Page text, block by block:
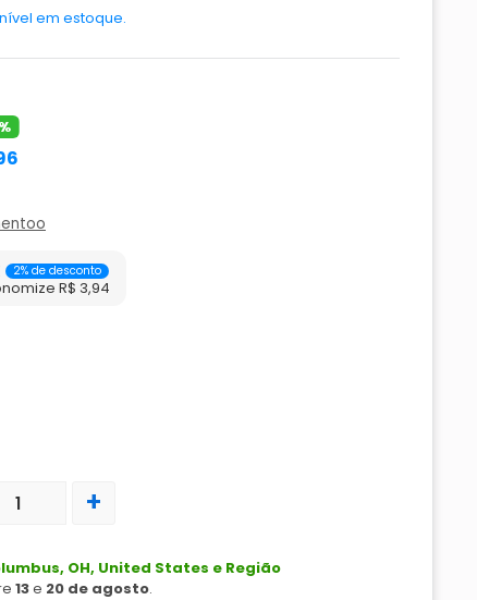
em estoque.
2% de desconto
R$ 3,94
+
OH, United States e Região
13e 20 de agosto.